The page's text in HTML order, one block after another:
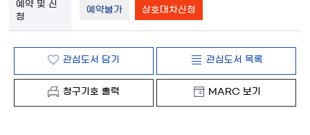
예약불가 상호대차신청
관심도서 담기 관심도서 목록
청구기호 출력 MARC 보기